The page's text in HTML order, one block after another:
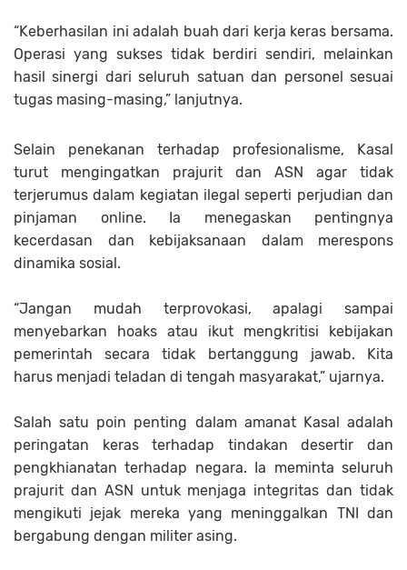
“Keberhasilan ini adalah buah dari kerja keras bersama.
Operasi yang sukses tidak berdiri sendiri, melainkan
hasil sinergi dari seluruh satuan dan personel sesuai
tugas masing-masing,” lanjutnya.
Selain penekanan terhadap profesionalisme, Kasal
turut mengingatkan prajurit dan ASN agar tidak
terjerumus dalam kegiatan ilegal seperti perjudian dan
pinjaman online. Ia menegaskan pentingnya
kecerdasan dan kebijaksanaan dalam merespons
dinamika sosial.
“Jangan mudah terprovokasi, apalagi sampai
menyebarkan hoaks atau ikut mengkritisi kebijakan
pemerintah secara tidak bertanggung jawab. Kita
harus menjadi teladan di tengah masyarakat,” ujarnya.
Salah satu poin penting dalam amanat Kasal adalah
peringatan keras terhadap tindakan desertir dan
pengkhianatan terhadap negara. Ia meminta seluruh
prajurit dan ASN untuk menjaga integritas dan tidak
mengikuti jejak mereka yang meninggalkan TNI dan
bergabung dengan militer asing.